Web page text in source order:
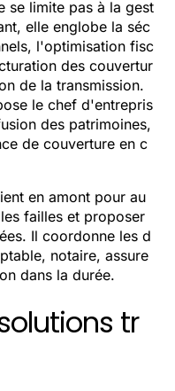
se limite pas à la gest
elle englobe la séc
l'optimisation fisc
des couvertur
de la transmission.
le chef d'entrepris
des patrimoines,
de couverture en c
en amont pour au
failles et proposer
Il coordonne les d
notaire, assure
dans la durée.
tr